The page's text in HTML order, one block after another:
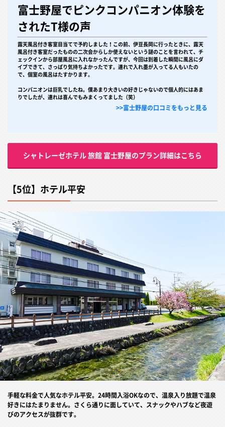
富士野屋でピンクコンパニオン体験を
されたT様の声
露天風呂付き客室目当てで予約しました！この前、伊豆長岡に行ったときに、露天
風呂付き客室だったものの二次会からしか使えないという謎のことを言われて、チ
ェックインから部屋風呂に入れなかったんですが、今回は到着した瞬間に風呂にダ
イブできて、さっぱり気持ちよかったです。連れで入れ墨が入ってる人もいたの
で、個室の風呂はたすかります。
コンパニオンは巨乳でしたね。僕あまり大きいの好きじゃないので個人的にはあま
りでしたが、連れは喜んでもみまくってました（笑）
>>富士野屋の口コミをもっと見る
シャトレーゼホテル 旅館 富士野屋のプラン詳細はこちら
【5位】ホテル平安
手軽な料金で人気なホテル平安。24時間入浴OKなので、温泉入り放題で温泉
好きにはたまりません。さくら通りに面していて、スナックやハブなど夜遊
びのアクセスが抜群です。